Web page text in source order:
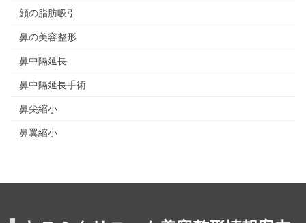
顔の脂肪吸引
鼻の美容整形
鼻中隔延長
鼻中隔延長手術
鼻尖縮小
鼻翼縮小